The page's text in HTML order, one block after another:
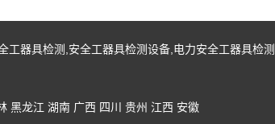
工器具检测 安全工器具检测设备 电力安全工器具检测
黑龙江 湖南 广西 四川 贵州 江西 安徽